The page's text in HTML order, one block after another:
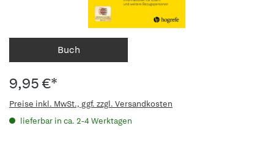
Buch
9,95 €*
Preise inkl. MwSt., ggf. zzgl. Versandkosten
lieferbar in ca. 2-4 Werktagen